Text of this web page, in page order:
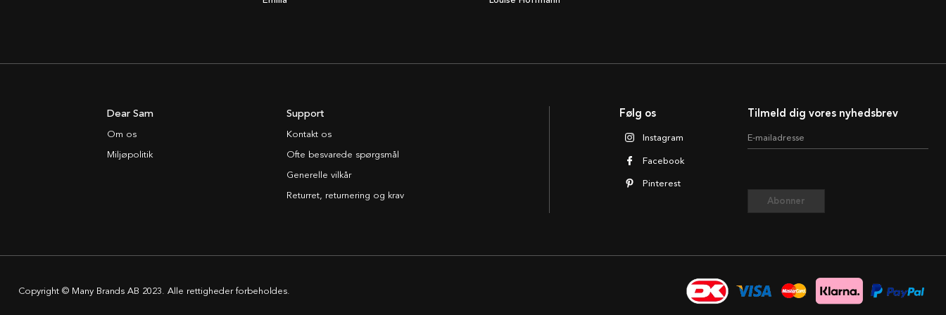
Tilmeld dig vores nyhedsbrev
E-mailadresse
Abonner
Følg os
Instagram
Facebook
Pinterest
Dear Sam
Om os
Miljøpolitik
Support
Kontakt os
Ofte besvarede spørgsmål
Generelle vilkår
Returret, returnering og krav
Copyright © Many Brands AB 2023. Alle rettigheder forbeholdes.